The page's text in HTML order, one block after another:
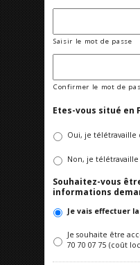
Saisir le mot de passe
Confirmer le mot de
Etes-vous situé en
Oui, je télétravaille
Non, je
Souhaitez-vous
informations
Je vais effectuer
Je souhaite être
70 70 07 75 (coût